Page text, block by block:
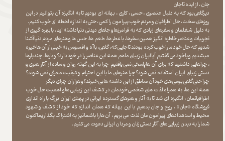
جان ، از ایده تا جان
دیرگاهی بود که به دنبال عنصری ، حسی ، کاری ، بهانه ای بودیم تا به انگیزه آن بتوانیم در این
روزهای سخت ، حال اطرافیان و مردم خوب پیرامون را کمی ، حتی به اندازه لحظه ای خوب کنیم.
به دلیل شغلمان و سفرهای زیادی که به فرامرزها و جاهای دیدنی دنیا داشته ایم، با بهره گیری از
تجربیات و عناصر خاطره انگیز همین سفرها ، با عطر ها ، طعم ها ، حس ها و هنرهای مردم دنیا آشنا
شدیم که حال خود ما را خوب کرده بودند تا جایی که، گاهی ، با آه و افسوس به خیلی از آن ها خیره
میشدیم و با خود می گفتیم آیا ایران زیبای ما هم همه این عناصر را در خود دارد؟ و بارها ، چندبارها
، چراهایی داشتیم که برای آن ها پاسخی نمی یافتیم چرا به این گونه روان و ساده از آثار هنری و
دستی زیبای ایران استفاده نمی شود؟چرا هنرهای ما با این احترام و کیفیت معرفی نمی شوند؟
چرا حتی گاهی بومی های خود آن مناطق از این داشته ها بی خبرند؟و هزاران چرای دیگر
​​​​​​​ همه این ها، به همراه لذت های شخصی خودمان در کشف این زیبایی ها و اهمیت حال خوب
اطرافیانمان ، انگیزه ای شد تا به آثار و هنرهای گسترده ایرانی در پهنای ایران بزرگ با راه اندازی
فروشگاه «جان» ، روح و جان بدهیم با این بهانه که همان اندازه که خود از کشف و شهود
محیط و استعدادهای پیرامون مان لذت می بریم ، آن ها را با شما نیز به اشتراک بگذاریماکنون
شما را به دیدن زیبایی های آثار دستی زنان و مردان ایرانی دعوت می کنیم.